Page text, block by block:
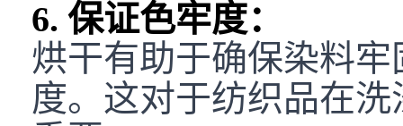
6. 保证色牢度：
烘干有助于确保染料
度。这对于纺织品在